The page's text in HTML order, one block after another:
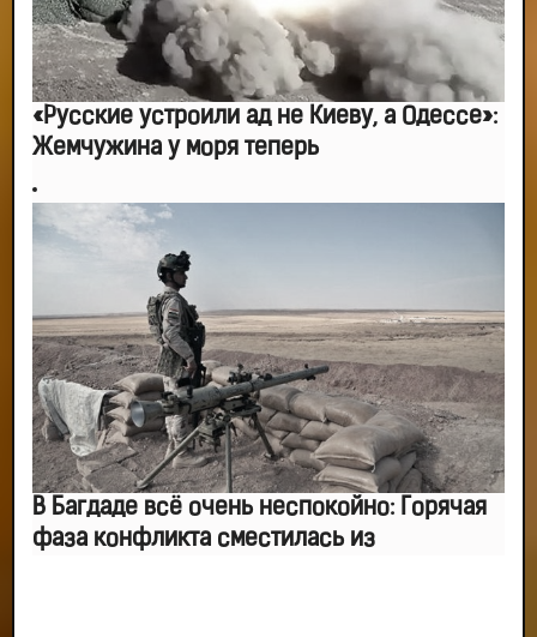
«Русские устроили ад не Киеву, а Одессе»:
Жемчужина у моря теперь
В Багдаде всё очень неспокойно: Горячая
фаза конфликта сместилась из